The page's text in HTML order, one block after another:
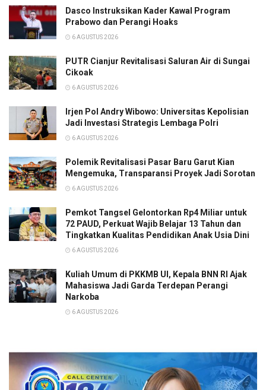
Dasco Instruksikan Kader Kawal Program
Prabowo dan Perangi Hoaks
6 AGUSTUS 2026
PUTR Cianjur Revitalisasi Saluran Air di Sungai
Cikoak
6 AGUSTUS 2026
Irjen Pol Andry Wibowo: Universitas Kepolisian
Jadi Investasi Strategis Lembaga Polri
6 AGUSTUS 2026
Polemik Revitalisasi Pasar Baru Garut Kian
Mengemuka, Transparansi Proyek Jadi Sorotan
6 AGUSTUS 2026
Pemkot Tangsel Gelontorkan Rp4 Miliar untuk
72 PAUD, Perkuat Wajib Belajar 13 Tahun dan
Tingkatkan Kualitas Pendidikan Anak Usia Dini
6 AGUSTUS 2026
Kuliah Umum di PKKMB UI, Kepala BNN RI Ajak
Mahasiswa Jadi Garda Terdepan Perangi
Narkoba
6 AGUSTUS 2026